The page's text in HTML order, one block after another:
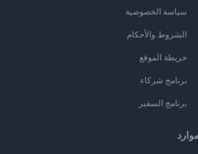
سياسة الخصوصية
الشروط والأحكام
خريطة الموقع
برنامج شركاء
برنامج السفير